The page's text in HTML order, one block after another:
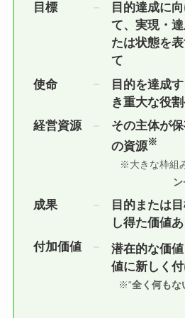
目標
目的達成に
て、実現・
たは状態を
て
使命
目的を達成
き重大な役
経営資源
その主体が
の資源※
※大きな枠組
成果
目的または
し得た価値
付加価値
潜在的な価値
値に新しく
※“全く何もな